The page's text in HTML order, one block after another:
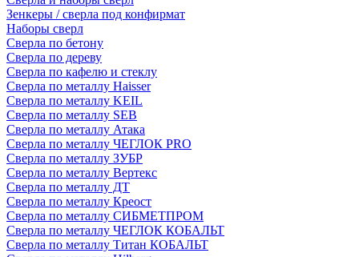
Зенкеры / сверла под конфирмат
Наборы сверл
Сверла по бетону
Сверла по дереву
Сверла по кафелю и стеклу
Сверла по металлу Haisser
Сверла по металлу KEIL
Сверла по металлу SEB
Сверла по металлу Атака
Сверла по металлу ЧЕГЛОК PRO
Сверла по металлу ЗУБР
Сверла по металлу Вертекс
Сверла по металлу ДТ
Сверла по металлу Креост
Сверла по металлу СИБМЕТПРОМ
Сверла по металлу ЧЕГЛОК КОБАЛЬТ
Сверла по металлу Титан КОБАЛЬТ